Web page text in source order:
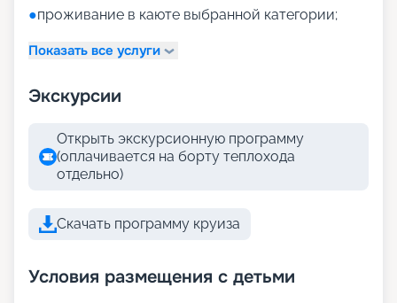
●проживание в каюте выбранной категории;
Показать все услуги
Экскурсии
Открыть экскурсионную программу
(оплачивается на борту теплохода
отдельно)
Скачать программу круиза
Условия размещения с детьми